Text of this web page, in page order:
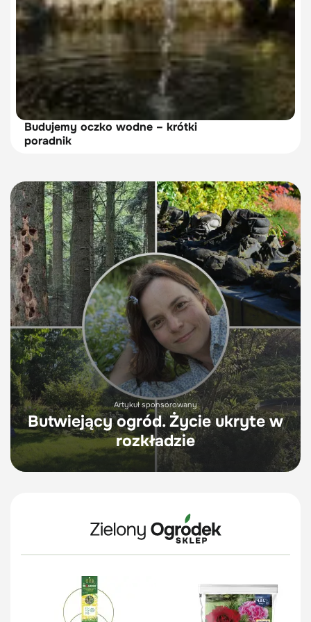
Budujemy oczko wodne – krótki
poradnik
Artykuł sponsorowany
Butwiejący ogród. Życie ukryte w
rozkładzie